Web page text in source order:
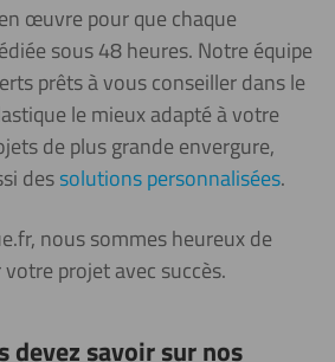
œuvre pour que chaque
sous 48 heures. Notre équipe
prêts à vous conseiller dans le
le mieux adapté à votre
de plus grande envergure,
dessolutions personnalisées.
nous sommes heureux de
projet avec succès.
devez savoir sur nos